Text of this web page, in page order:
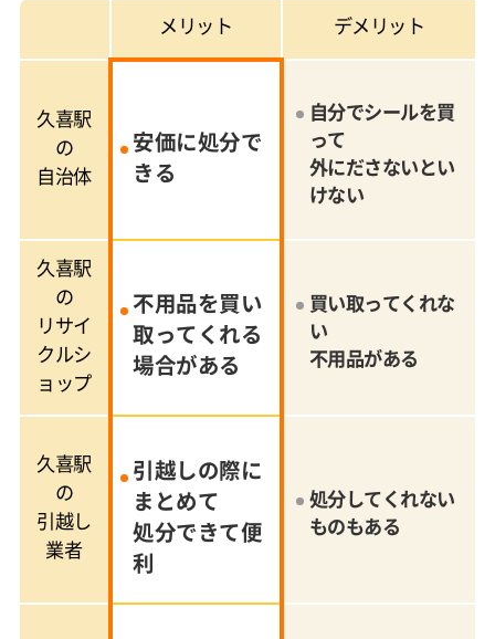
メリット デメリット
久喜駅
の
自治体
安価に処分で
きる
自分でシールを買
って
外にださないとい
けない
久喜駅
の
リサイ
クルシ
ョップ
不用品を買い
取ってくれる
場合がある
買い取ってくれな
い
不用品がある
久喜駅
の
引越し
業者
引越しの際に
まとめて
処分できて便
利
処分してくれない
ものもある